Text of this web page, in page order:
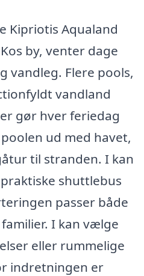
Kipriotis Aqualand
by, venter dage
vandleg. Flere pools,
vandland
gør hver feriedag
ud med havet,
til stranden. I kan
shuttlebus
passer både
I kan vælge
eller rummelige
indretningen er